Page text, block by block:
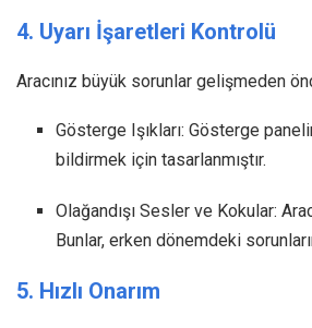
4. Uyarı İşaretleri Kontrolü
Aracınız büyük sorunlar gelişmeden
Gösterge Işıkları: Gösterge
bildirmek için tasarlanmıştır.
Olağandışı Sesler ve Kokular:
Bunlar, erken dönemdeki
5. Hızlı Onarım